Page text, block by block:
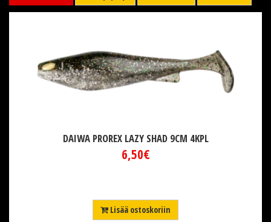
DAIWA PROREX LAZY SHAD 9CM 4KPL
6,50€
Lisää ostoskoriin